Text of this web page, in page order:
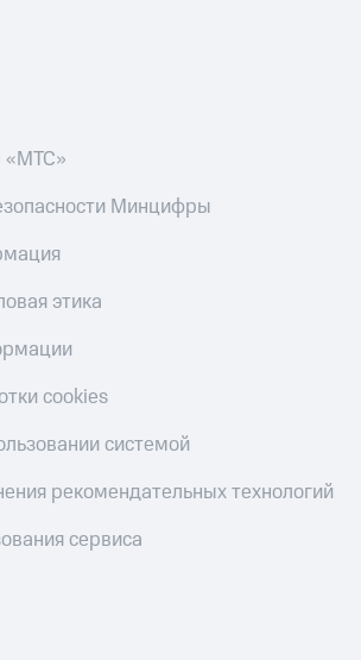
«МТС»
Минцифры
этика
cookies
системой
рекомендательных технологий
сервиса